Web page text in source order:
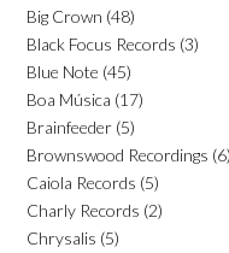
Big Crown (48)
Black Focus Records (3)
Blue Note (45)
Boa Música (17)
Brainfeeder (5)
Brownswood Recordings (6)
Caiola Records (5)
Charly Records (2)
Chrysalis (5)